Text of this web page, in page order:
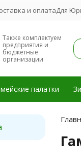
и оплатаДля
Также комплектуем
предприятия и
бюджетные
организации
палатки